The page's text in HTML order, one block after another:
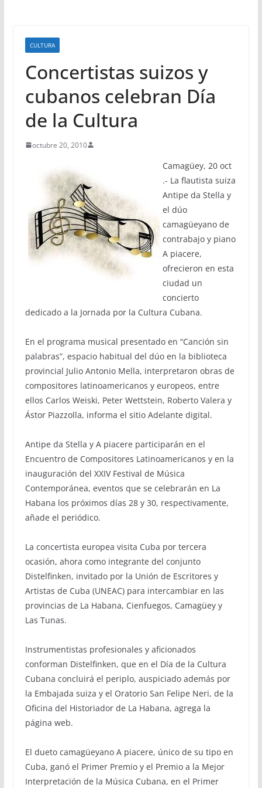
CULTURA
Concertistas suizos y
cubanos celebran Día
de la Cultura
octubre 20, 2010
Camagüey, 20 oct
.- La flautista suiza
Antipe da Stella y
el dúo
camagüeyano de
contrabajo y piano
A piacere,
ofrecieron en esta
ciudad un
concierto
dedicado a la Jornada por la Cultura Cubana.
En el programa musical presentado en “Canción sin
palabras”, espacio habitual del dúo en la biblioteca
provincial Julio Antonio Mella, interpretaron obras de
compositores latinoamericanos y europeos, entre
ellos Carlos Weiski, Peter Wettstein, Roberto Valera y
Ástor Piazzolla, informa el sitio Adelante digital.
Antipe da Stella y A piacere participarán en el
Encuentro de Compositores Latinoamericanos y en la
inauguración del XXIV Festival de Música
Contemporánea, eventos que se celebrarán en La
Habana los próximos días 28 y 30, respectivamente,
añade el periódico.
La concertista europea visita Cuba por tercera
ocasión, ahora como integrante del conjunto
Distelfinken, invitado por la Unión de Escritores y
Artistas de Cuba (UNEAC) para intercambiar en las
provincias de La Habana, Cienfuegos, Camagüey y
Las Tunas.
Instrumentistas profesionales y aficionados
conforman Distelfinken, que en el Día de la Cultura
Cubana concluirá el periplo, auspiciado además por
la Embajada suiza y el Oratorio San Felipe Neri, de la
Oficina del Historiador de La Habana, agrega la
página web.
El dueto camagüeyano A piacere, único de su tipo en
Cuba, ganó el Primer Premio y el Premio a la Mejor
Interpretación de la Música Cubana, en el Primer